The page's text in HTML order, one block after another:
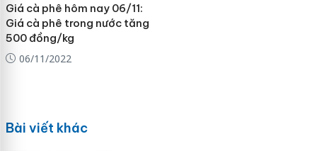
Giá cà phê hôm nay 06/11:
Giá cà phê trong nước tăng
500 đồng/kg
06/11/2022
Bài viết khác